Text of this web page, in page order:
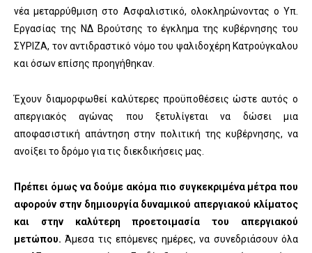
νέα μεταρρύθμιση στο Ασφαλιστικό, ολοκληρώνοντας ο Υπ.
Εργασίας της ΝΔ Βρούτσης το έγκλημα της κυβέρνησης του
ΣΥΡΙΖΑ, τον αντιδραστικό νόμο του ψαλιδοχέρη Κατρούγκαλου
και όσων επίσης προηγήθηκαν.
Έχουν διαμορφωθεί καλύτερες προϋποθέσεις ώστε αυτός ο
απεργιακός αγώνας που ξετυλίγεται να δώσει μια
αποφασιστική απάντηση στην πολιτική της κυβέρνησης, να
ανοίξει το δρόμο για τις διεκδικήσεις μας.
Πρέπει όμως να δούμε ακόμα πιο συγκεκριμένα μέτρα που
αφορούν στην δημιουργία δυναμικού απεργιακού κλίματος
και στην καλύτερη προετοιμασία του απεργιακού
μετώπου.Άμεσα τις επόμενες ημέρες, να συνεδριάσουν όλα